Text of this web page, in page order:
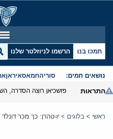
תמכו בנו הרשמו לניוזלטר שלנו
נושאים חמים: סוריהחמאסאיראן
התראות
ראשי > בלוגים > יו-טהרן: כך מכר